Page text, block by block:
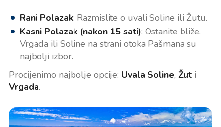
Rani Polazak: Razmislite o uvali Soline ili Žutu.
Kasni Polazak (nakon 15 sati): Ostanite bliže.
Vrgada ili Soline na strani otoka Pašmana su
najbolji izbor.
Procijenimo najbolje opcije: Uvala Soline, Žuti
Vrgada.